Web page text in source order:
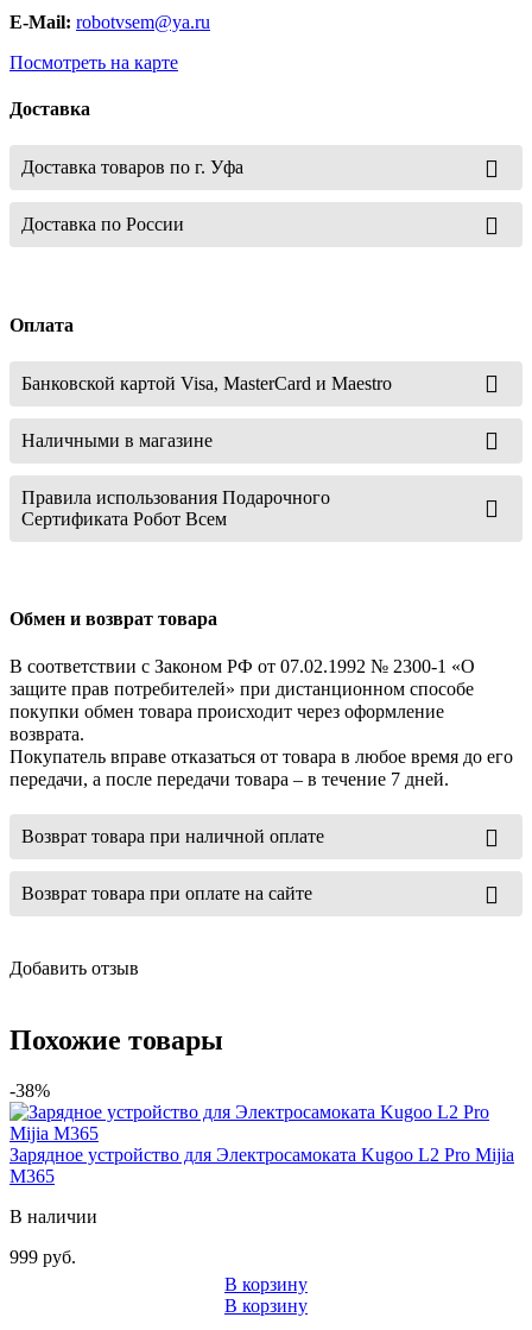
E-Mail: robotvsem@ya.ru
Посмотреть на карте
Доставка
Доставка товаров по г. Уфа
Доставка по России
Оплата
Банковской картой Visa, MasterCard и Maestro
Наличными в магазине
Правила использования Подарочного
Сертификата Робот Всем
Обмен и возврат товара
В соответствии с Законом РФ от 07.02.1992 № 2300-1 «О
защите прав потребителей» при дистанционном способе
покупки обмен товара происходит через оформление
возврата.
Покупатель вправе отказаться от товара в любое время до его
передачи, а после передачи товара – в течение 7 дней.
Возврат товара при наличной оплате
Возврат товара при оплате на сайте
Добавить отзыв
Похожие товары
-38%
Зарядное устройство для Электросамоката Kugoo L2 Pro Mijia
M365
В наличии
999 руб.
В корзину
В корзину